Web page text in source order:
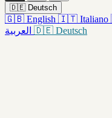
🇩🇪 Deutsch
🇬🇧 English 🇮🇹 Italiano
العربية 🇩🇪 Deutsch